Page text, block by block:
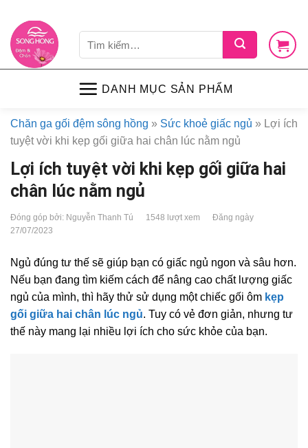
content
kiếm:
DANH MỤC SẢN PHẨM
Chăn ga gối đệm sông hồng » Sức khoẻ giấc ngủ » Lợi ích
tuyệt vời khi kẹp gối giữa hai chân lúc nằm ngủ
Lợi ích tuyệt vời khi kẹp gối giữa hai
chân lúc nằm ngủ
Đóng góp bởi: Nguyễn Thanh Tú 1548 lượt xem
Đăng ngày
27/07/2023
Ngủ đúng tư thế sẽ giúp bạn có giấc ngủ ngon và sâu hơn.
Nếu bạn đang tìm kiếm cách để nâng cao chất lượng giấc
ngủ của mình, thì hãy thử sử dụng một chiếc gối ôm kẹp
gối giữa hai chân lúc ngủ. Tuy có vẻ đơn giản, nhưng tư
thế này mang lại nhiều lợi ích cho sức khỏe của bạn.